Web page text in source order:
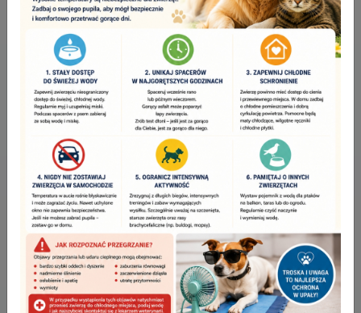
CENTRUM ROZWOJU I PRZEDSIĘBIORCZOŚCI –
KONOPISKA BUSINESSHUB
PODATKI
ODŚNIEŻANIE